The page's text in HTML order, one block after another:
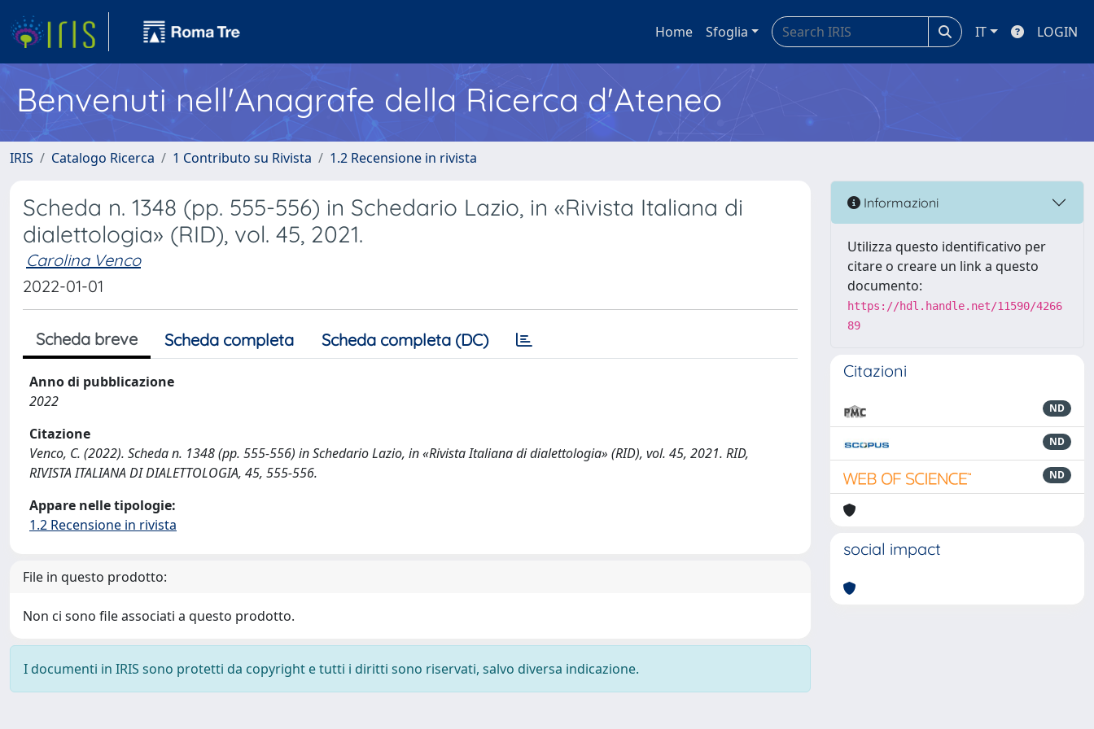
Home Sfoglia IT LOGIN
Benvenuti nell'Anagrafe della Ricerca d'Ateneo
IRIS Catalogo Ricerca 1 Contributo su Rivista 1.2 Recensione in rivista
Scheda n. 1348 (pp. 555-556) in Schedario Lazio, in «Rivista Italiana di
dialettologia» (RID), vol. 45, 2021.
Carolina Venco
2022-01-01
Scheda breve Scheda completa Scheda completa (DC)
Anno di pubblicazione
2022
Citazione
Venco, C. (2022). Scheda n. 1348 (pp. 555-556) in Schedario Lazio, in «Rivista Italiana di dialettologia» (RID), vol. 45, 2021. RID,
RIVISTA ITALIANA DI DIALETTOLOGIA, 45, 555-556.
Appare nelle tipologie:
1.2 Recensione in rivista
File in questo prodotto:
Non ci sono file associati a questo prodotto.
I documenti in IRIS sono protetti da copyright e tutti i diritti sono riservati, salvo diversa indicazione.
Informazioni
Utilizza questo identificativo per
citare o creare un link a questo
documento:
https://hdl.handle.net/11590/4266
89
Citazioni
ND
ND
ND
social impact